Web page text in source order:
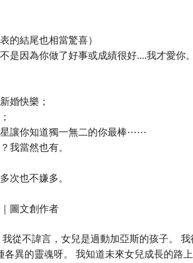
結尾也相當驚喜）
因為你做了好事或成績很好....我才愛你。
婚快樂；
讓你知道獨一無二的你最棒⋯⋯
當然也有。
也不嫌多。
圖文創作者
不諱言，女兒是過動加亞斯的孩子。 我
異的靈魂呀。 我知道未來女兒成長的路